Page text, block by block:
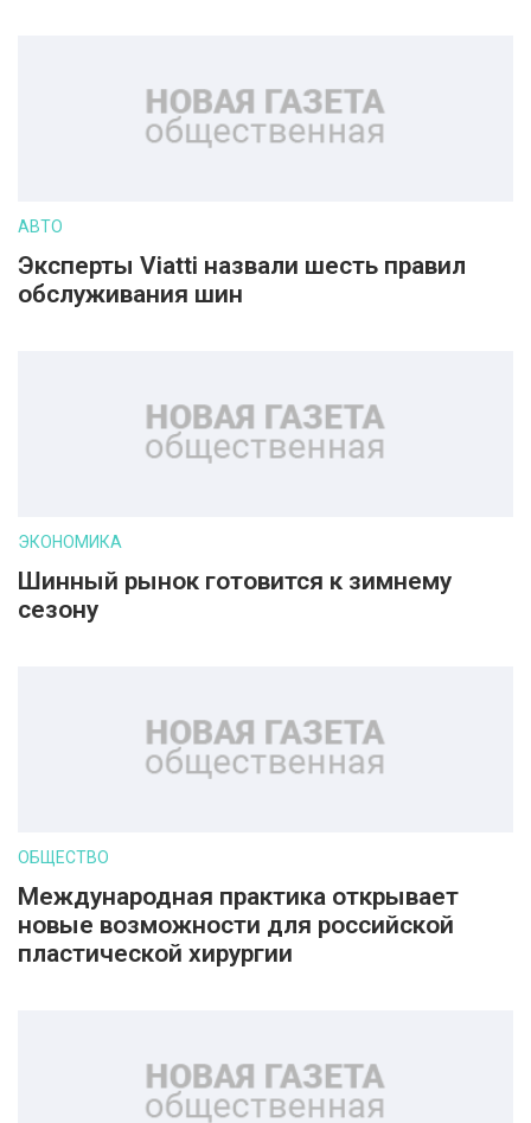
АВТО
Эксперты Viatti назвали шесть правил
обслуживания шин
ЭКОНОМИКА
Шинный рынок готовится к зимнему
сезону
ОБЩЕСТВО
Международная практика открывает
новые возможности для российской
пластической хирургии